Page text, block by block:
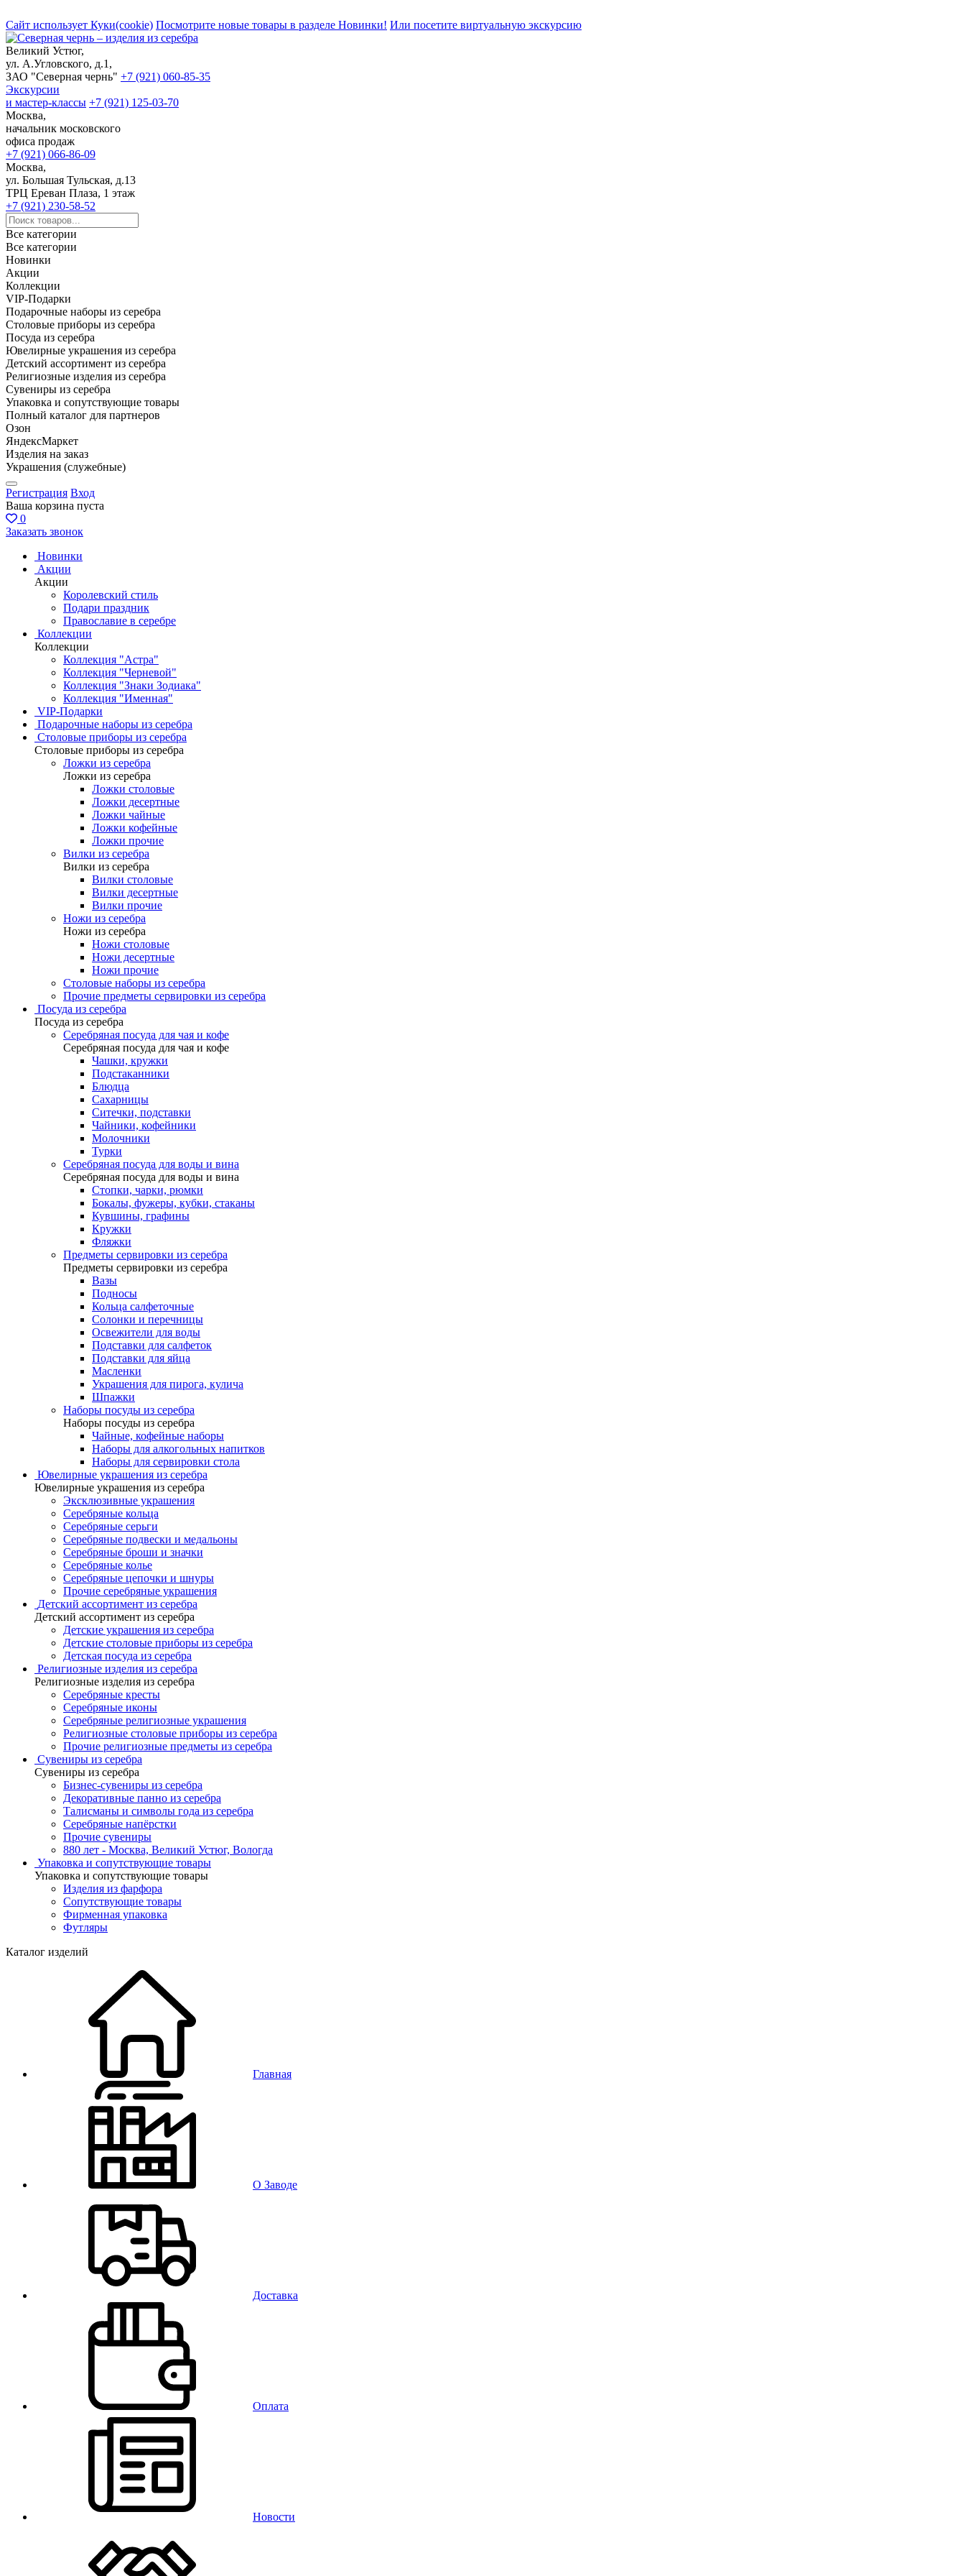
Сайт использует Куки(cookie) Посмотрите новые товары в разделе Новинки! Или посетите виртуальную экскурсию
Великий Устюг,
ул. А.Угловского, д.1,
ЗАО "Северная чернь" +7 (921) 060-85-35
Экскурсии
и мастер-классы +7 (921) 125-03-70
Москва,
начальник московского
офиса продаж
+7 (921) 066-86-09
Москва,
ул. Большая Тульская, д.13
ТРЦ Ереван Плаза, 1 этаж
+7 (921) 230-58-52
Все категории
Все категории
Новинки
Акции
Коллекции
VIP-Подарки
Подарочные наборы из серебра
Столовые приборы из серебра
Посуда из серебра
Ювелирные украшения из серебра
Детский ассортимент из серебра
Религиозные изделия из серебра
Сувениры из серебра
Упаковка и сопутствующие товары
Полный каталог для партнеров
Озон
ЯндексМаркет
Изделия на заказ
Украшения (служебные)
Регистрация Вход
Ваша корзина пуста
0
Заказать звонок
Новинки
Акции
Акции
Королевский стиль
Подари праздник
Православие в серебре
Коллекции
Коллекции
Коллекция "Астра"
Коллекция "Черневой"
Коллекция "Знаки Зодиака"
Коллекция "Именная"
VIP-Подарки
Подарочные наборы из серебра
Столовые приборы из серебра
Столовые приборы из серебра
Ложки из серебра
Ложки из серебра
Ложки столовые
Ложки десертные
Ложки чайные
Ложки кофейные
Ложки прочие
Вилки из серебра
Вилки из серебра
Вилки столовые
Вилки десертные
Вилки прочие
Ножи из серебра
Ножи из серебра
Ножи столовые
Ножи десертные
Ножи прочие
Столовые наборы из серебра
Прочие предметы сервировки из серебра
Посуда из серебра
Посуда из серебра
Серебряная посуда для чая и кофе
Серебряная посуда для чая и кофе
Чашки, кружки
Подстаканники
Блюдца
Сахарницы
Ситечки, подставки
Чайники, кофейники
Молочники
Турки
Серебряная посуда для воды и вина
Серебряная посуда для воды и вина
Стопки, чарки, рюмки
Бокалы, фужеры, кубки, стаканы
Кувшины, графины
Кружки
Фляжки
Предметы сервировки из серебра
Предметы сервировки из серебра
Вазы
Подносы
Кольца салфеточные
Солонки и перечницы
Освежители для воды
Подставки для салфеток
Подставки для яйца
Масленки
Украшения для пирога, кулича
Шпажки
Наборы посуды из серебра
Наборы посуды из серебра
Чайные, кофейные наборы
Наборы для алкогольных напитков
Наборы для сервировки стола
Ювелирные украшения из серебра
Ювелирные украшения из серебра
Эксклюзивные украшения
Серебряные кольца
Серебряные серьги
Серебряные подвески и медальоны
Серебряные броши и значки
Серебряные колье
Серебряные цепочки и шнуры
Прочие серебряные украшения
Детский ассортимент из серебра
Детский ассортимент из серебра
Детские украшения из серебра
Детские столовые приборы из серебра
Детская посуда из серебра
Религиозные изделия из серебра
Религиозные изделия из серебра
Серебряные кресты
Серебряные иконы
Серебряные религиозные украшения
Религиозные столовые приборы из серебра
Прочие религиозные предметы из серебра
Сувениры из серебра
Сувениры из серебра
Бизнес-сувениры из серебра
Декоративные панно из серебра
Талисманы и символы года из серебра
Серебряные напёрстки
Прочие сувениры
880 лет - Москва, Великий Устюг, Вологда
Упаковка и сопутствующие товары
Упаковка и сопутствующие товары
Изделия из фарфора
Сопутствующие товары
Фирменная упаковка
Футляры
Каталог изделий
Главная
О Заводе
Доставка
Оплата
Новости